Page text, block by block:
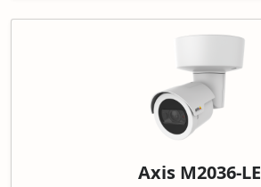
Axis M2036-LE